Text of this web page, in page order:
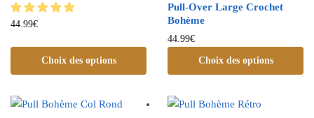
44.99€
Choix des options
Pull-Over Large Crochet
Bohème
44.99€
Choix des options